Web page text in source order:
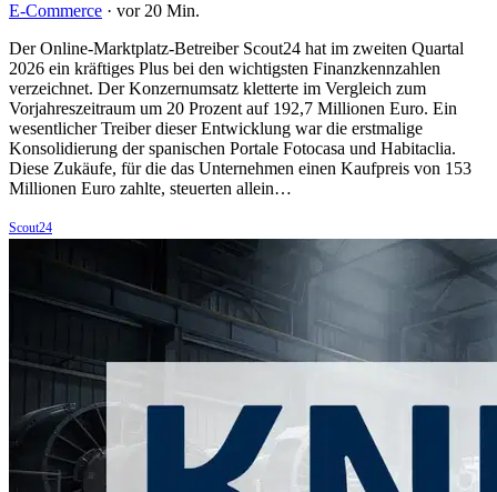
E-Commerce · vor 20 Min.
Der Online-Marktplatz-Betreiber Scout24 hat im zweiten Quartal
2026 ein kräftiges Plus bei den wichtigsten Finanzkennzahlen
verzeichnet. Der Konzernumsatz kletterte im Vergleich zum
Vorjahreszeitraum um 20 Prozent auf 192,7 Millionen Euro. Ein
wesentlicher Treiber dieser Entwicklung war die erstmalige
Konsolidierung der spanischen Portale Fotocasa und Habitaclia.
Diese Zukäufe, für die das Unternehmen einen Kaufpreis von 153
Millionen Euro zahlte, steuerten allein…
Scout24